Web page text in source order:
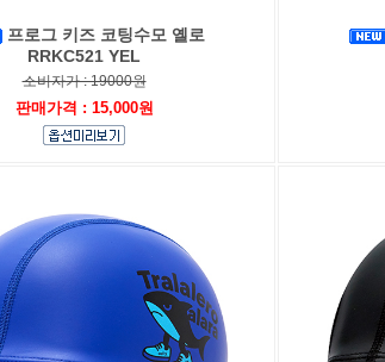
프로그 키즈 코팅수모 옐로
RRKC521 YEL
소비자가 : 19000원
판매가격 : 15,000원